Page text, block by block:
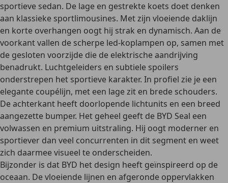
sportieve sedan. De lage en gestrekte koets doet denken
aan klassieke sportlimousines. Met zijn vloeiende daklijn
en korte overhangen oogt hij strak en dynamisch. Aan de
voorkant vallen de scherpe led-koplampen op, samen met
de gesloten voorzijde die de elektrische aandrijving
benadrukt. Luchtgeleiders en subtiele spoilers
onderstrepen het sportieve karakter. In profiel zie je een
elegante coupélijn, met een lage zit en brede schouders.
De achterkant heeft doorlopende lichtunits en een breed
aangezette bumper. Het geheel geeft de BYD Seal een
volwassen en premium uitstraling. Hij oogt moderner en
sportiever dan veel concurrenten in dit segment en weet
zich daarmee visueel te onderscheiden.
Bijzonder is dat BYD het design heeft geïnspireerd op de
oceaan. De vloeiende lijnen en afgeronde oppervlakken